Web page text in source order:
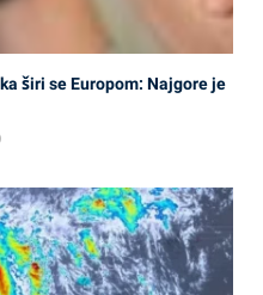
širi se Europom: Najgore je